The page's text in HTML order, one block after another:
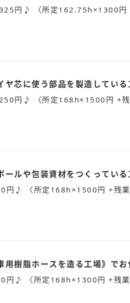
円♪ 〈所定162.75h×1300円
芯に使う部品を製造している
円♪ 〈所定168h×1500円 +
ルや包装資材をつくっている
♪ 〈所定168h×1500円 +残業
樹脂ホースを造る工場》でお
円♪ 〈所定168h×1300円 +残